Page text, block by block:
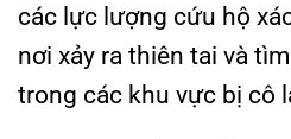
các lực lượng cứu hộ
nơi xảy ra thiên tai và
trong các khu vực bị cô